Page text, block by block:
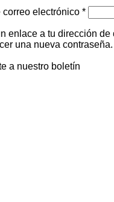
correo electrónico *
enlace a tu dirección de
una nueva contraseña.
a nuestro boletín